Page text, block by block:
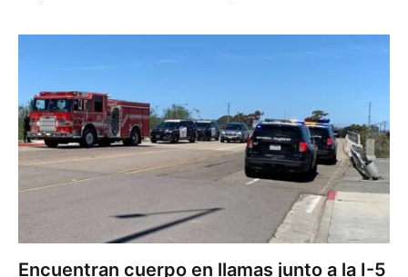
Encuentran cuerpo en llamas junto a la I-5